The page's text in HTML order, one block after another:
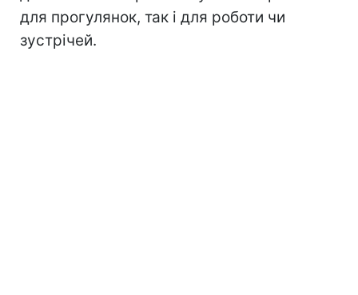
для прогулянок, так і для роботи чи
зустрічей.